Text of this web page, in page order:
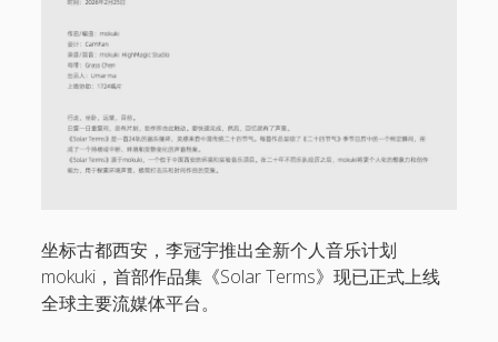
音
频
播
放
00:00
2.02 光年
3.「03 鹭屿(demo)」— AMBER
8:02
4.04 湖
坐标古都西安，李冠宇推出全新个人音乐计划
mokuki，首部作品集《Solar Terms》现已正式上线
全球主要流媒体平台。